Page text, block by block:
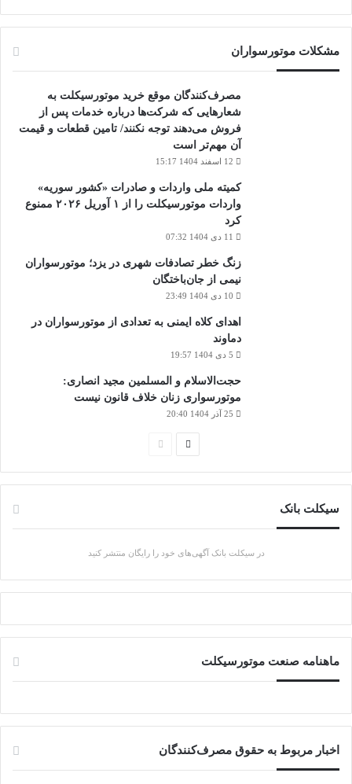
مشکلات موتورسواران
مصرف‌کنندگان موقع خرید موتورسیکلت به
شعارهایی که شرکت‌ها درباره خدمات پس از
فروش می‌دهند توجه نکنند/ تامین قطعات و قیمت
آن مهم‌تر است
12 اسفند 1404 15:17
کمیته ملی واردات و صادرات «کشور سوریه»
واردات موتورسیکلت را از ۱ آوریل ۲۰۲۶ ممنوع
کرد
11 دی 1404 07:32
زنگ خطر تصادفات شهری در یزد؛ موتورسواران
نیمی از جان‌باختگان
10 دی 1404 23:49
اهدای کلاه ایمنی به تعدادی از موتورسواران در
دماوند
5 دی 1404 19:57
حجت‌الاسلام و المسلمین مجید انصاری:
موتورسواری زنان خلاف قانون نیست
25 آذر 1404 20:40
ح
ق
ب
ح
ب
ع
سیکلت بانک
در سیکلت بانک آگهی‌های خود را رایگان منتشر کنید
ماهنامه صنعت موتورسیکلت
اخبار مربوط به حقوق مصرف‌کنندگان